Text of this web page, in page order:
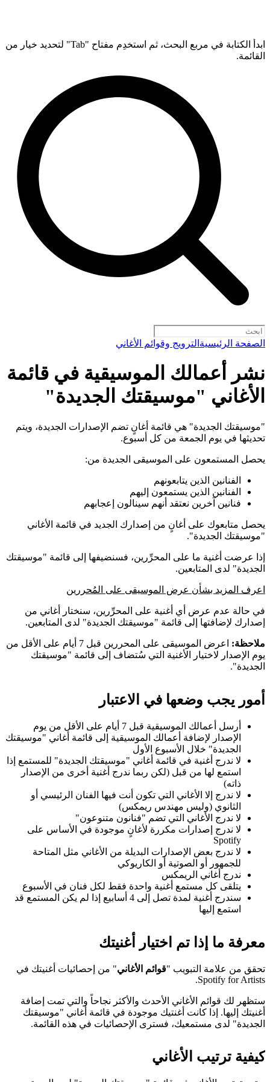
ابدأ الكتابة في مربع البحث، ثم استخدِم مفتاح "Tab" لتحديد خيار من
القائمة.
الصفحة الرئيسية الترويج وقوائم الأغاني
نشر أعمالك الموسيقية في قائمة
الأغاني "موسيقتك الجديدة"
"موسيقتك الجديدة" هي قائمة أغانٍ تضم الإصدارات الجديدة، ويتم
تحديثها في يوم الجمعة من كل أسبوع.
يحصل المستمعون على الموسيقى الجديدة من:
الفنانين الذين يتابعونهم
الفنانين الذين يستمعون إليهم
فنانين آخرين نعتقد أنهم سينالون إعجابهم
يحصل متابعوك على أغانٍ من إصدارك الجديد في قائمة الأغاني
"موسيقتك الجديدة".
إذا عرضت أغنية ما على المحرِّرين، فسنضيفها إلى قائمة "موسيقتك
الجديدة" لدى المتابعين.
اعرف المزيد بشأن عرض الموسيقى على المُحررين
في حالة عدم عرض أي أغنية على المحرِّرين، سنختار أغاني من
إصدارك لإضافتها إلى قائمة "موسيقتك الجديدة" لدى المتابعين.
ملاحظة:
اعرض الموسيقى على المحررين قبل 7 أيام على الأقل من
يوم الإصدار لاختيار الأغنية التي سُتضاف إلى قائمة "موسيقتك
الجديدة".
أمور يجب وضعها في الاعتبار
أرسل أعمالك الموسيقية قبل 7 أيام على الأقل من يوم
الإصدار لإضافة أعمالك الموسيقية إلى قائمة أغاني "موسيقتك
الجديدة" خلال الأسبوع الأول
لا ندرج أغنية في قائمة أغاني "موسيقتك الجديدة" للمستمع إذا
استمع لها من قبل (لكن ربما ندرج أغنية أخرى من الإصدار
ذاته)
لا ندرج إلا الأغاني التي تكون أنت فيها الفنان الرئيسي أو
الثانوي (وليس مهندس ريمكس)
لا ندرج الأغاني التي تضم "فنانون متنوعون"
لا ندرج إصدارات مكررة لأغانٍ موجودة في الأساس على
Spotify
لا ندرج بعض الإصدارات البديلة من الأغاني مثل المتاحة
للجمهور أو الصوتية أو الكاريوكي
ندرج أغاني الريمكس
يتلقى كل مستمع أغنية واحدة فقط لكل فنان في الأسبوع
سندرج أغنية لمدة تصل إلى 4 أسابيع إذا لم يكن المستمع قد
استمع إليها
معرفة ما إذا تم اختيار أغنيتك
تحقق من علامة التبويب "قوائم الأغاني" من إحصائيات أغنيتك في
Spotify for Artists.
ستظهر لك قوائم الأغاني الأحدث والأكثر نجاحاً والتي تمت إضافة
أغنيتك إليها. إذا كانت أغنتيك موجودة في قائمة أغاني "موسيقتك
الجديدة" لدى مستمعيك، فسترى الإحصائيات في هذه القائمة.
كيفية ترتيب الأغاني